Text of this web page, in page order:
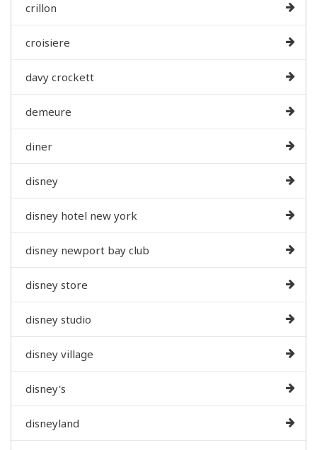
crillon
croisiere
davy crockett
demeure
diner
disney
disney hotel new york
disney newport bay club
disney store
disney studio
disney village
disney's
disneyland